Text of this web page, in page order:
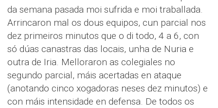
da semana pasada moi sufrida e moi traballada.
Arrincaron mal os dous equipos, cun parcial nos
dez primeiros minutos que o di todo, 4 a 6, con
só dúas canastras das locais, unha de Nuria e
outra de Iria. Melloraron as colegiales no
segundo parcial, máis acertadas en ataque
(anotando cinco xogadoras neses dez minutos) e
con máis intensidade en defensa. De todos os